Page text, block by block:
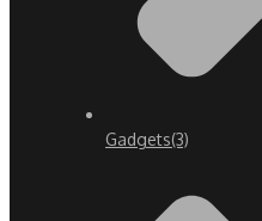
Gadgets(3)